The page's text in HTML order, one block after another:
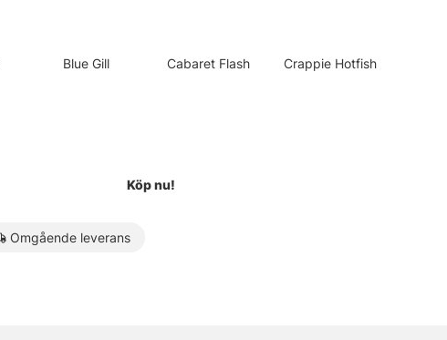
Blue Gill Cabaret Flash Crappie Hotfish
Köp nu!
Omgående leverans